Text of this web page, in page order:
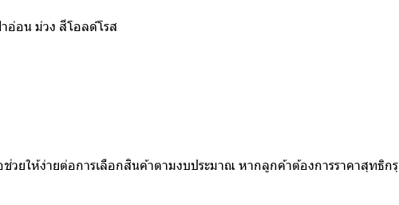
อ่อน ม่วง สีโอลด์โรส
ช่วยให้ง่ายต่อการเลือกสินค้าตามงบประมาณ หากลูกค้าต้องการราคาสุทธิ